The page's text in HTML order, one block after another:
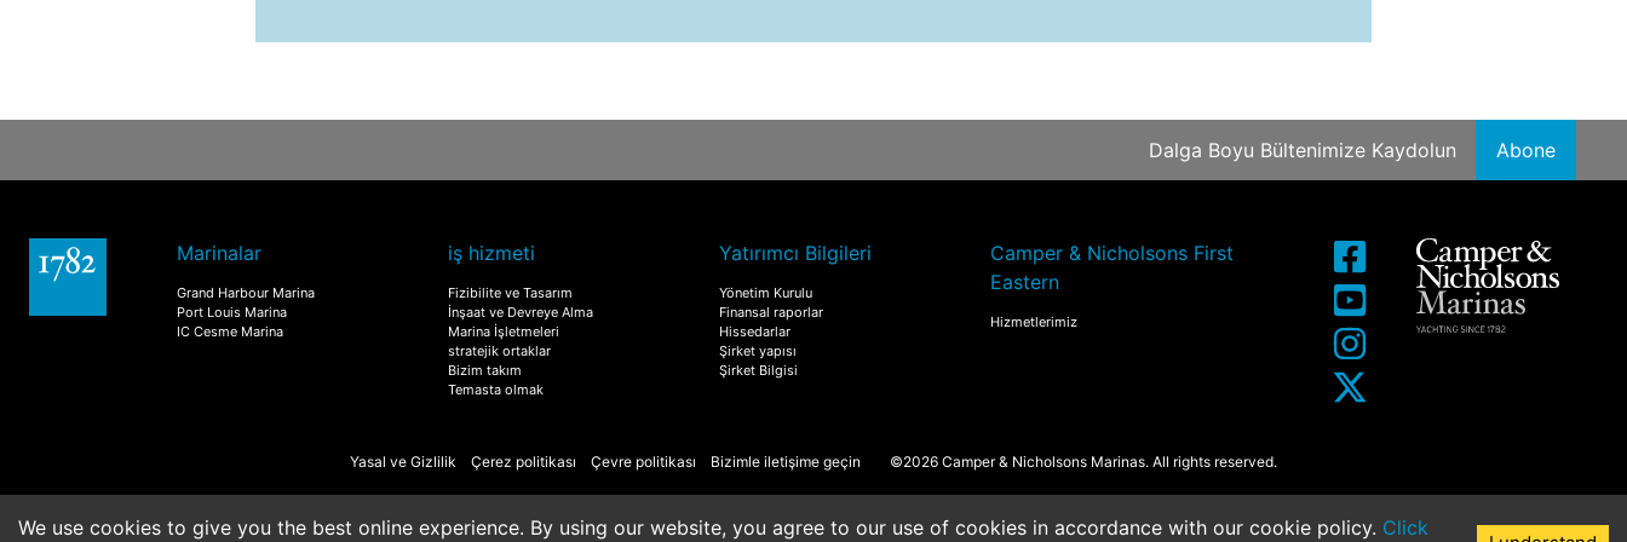
Dalga Boyu Bültenimize Kaydolun Abone
Marinalar
Grand Harbour Marina
Port Louis Marina
IC Cesme Marina
iş hizmeti
Fizibilite ve Tasarım
İnşaat ve Devreye Alma
Marina İşletmeleri
stratejik ortaklar
Bizim takım
Temasta olmak
Yatırımcı Bilgileri
Yönetim Kurulu
Finansal raporlar
Hissedarlar
Şirket yapısı
Şirket Bilgisi
Camper & Nicholsons First
Eastern
Hizmetlerimiz
Yasal ve Gizlilik Çerez politikası Çevre politikası Bizimle iletişime geçin ©2026 Camper & Nicholsons Marinas. All rights reserved.
We use cookies to give you the best online experience. By using our website, you agree to our use of cookies in accordance with our cookie policy. Click